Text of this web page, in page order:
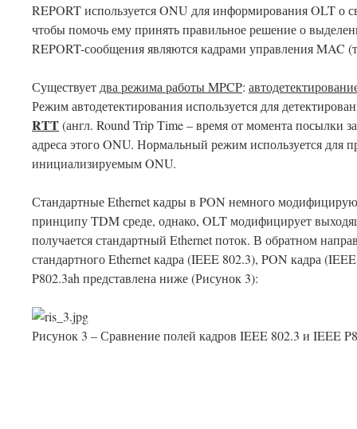
REPORT используется ONU для информирования OLT о
чтобы помочь ему принять правильное решение о
REPORT-сообщения являются кадрами управления MAC
Существует два режима работы MPCP:
Режим автодетектирования используется для
RTT(англ. Round Trip Time – время от момента посылки
адреса этого ONU. Нормальный режим используется для
инициализируемым ONU.
Стандартные Ethernet кадры в PON немного
принципу TDM среде, однако, OLT модифицирует
получается стандартный Ethernet поток. В обратном
стандартного Ethernet кадра (IEEE 802.3), PON кадра
P802.3ah представлена ниже (Рисунок 3):
Рисунок 3 – Сравнение полей кадров IEEE 802.3 и IEEE